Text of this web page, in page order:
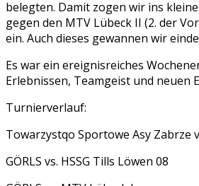
belegten. Damit zogen wir ins
gegen den MTV Lübeck II (2. der
ein. Auch dieses gewannen wir
Es war ein ereignisreiches
Erlebnissen, Teamgeist und neuen
Turnierverlauf:
Towarzystqo Sportowe Asy Zabrze
GÖRLS vs. HSSG Tills Löwen